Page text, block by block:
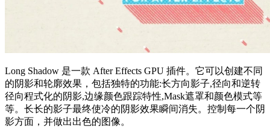
Long Shadow 是一款 After Effects GPU 插件。它可以创建不同
的阴影和轮廓效果，包括独特的功能:长方向影子,径向和逆转
径向程式化的阴影,边缘颜色跟踪特性,Mask遮罩和颜色模式等
等。长长的影子最终使冷的阴影效果瞬间消失。控制每一个阴
影方面，并做出出色的图像。